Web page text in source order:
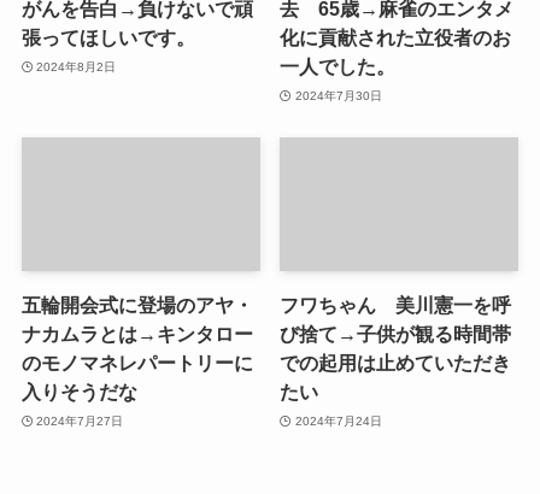
がんを告白→負けないで頑
張ってほしいです。
2024年8月2日
去 65歳→麻雀のエンタメ
化に貢献された立役者のお
一人でした。
2024年7月30日
五輪開会式に登場のアヤ・
ナカムラとは→キンタロー
のモノマネレパートリーに
入りそうだな
2024年7月27日
フワちゃん 美川憲一を呼
び捨て→子供が観る時間帯
での起用は止めていただき
たい
2024年7月24日